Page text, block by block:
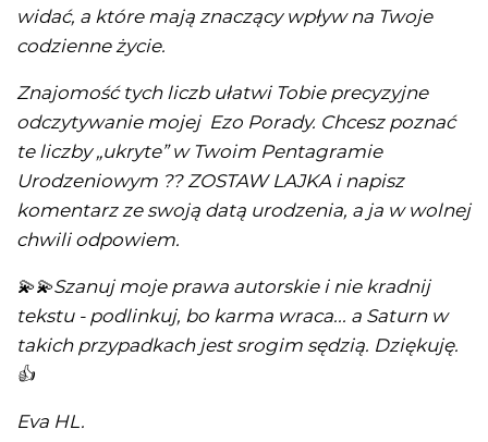
widać, a które mają znaczący wpływ na Twoje
codzienne życie.
Znajomość tych liczb ułatwi Tobie precyzyjne
odczytywanie mojej Ezo Porady. Chcesz poznać
te liczby „ukryte” w Twoim Pentagramie
Urodzeniowym ?? ZOSTAW LAJKA i napisz
komentarz ze swoją datą urodzenia, a ja w wolnej
chwili odpowiem.
💫💫Szanuj moje prawa autorskie i nie kradnij
tekstu - podlinkuj, bo karma wraca... a Saturn w
takich przypadkach jest srogim sędzią. Dziękuję.
👍
Eva HL.